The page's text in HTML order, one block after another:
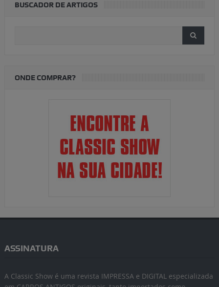
BUSCADOR DE ARTIGOS
ONDE COMPRAR?
ASSINATURA
A Classic Show é uma revista IMPRESSA e DIGITAL especializada